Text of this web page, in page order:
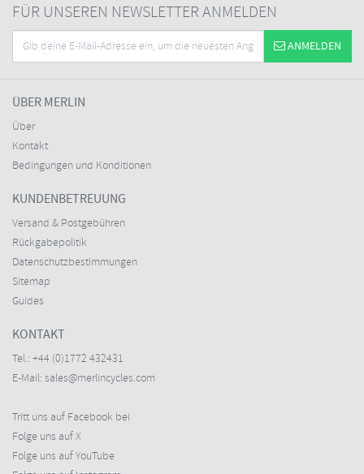
FÜR UNSEREN NEWSLETTER ANMELDEN
ANMELDEN
ÜBER MERLIN
Über
Kontakt
Bedingungen und Konditionen
KUNDENBETREUUNG
Versand & Postgebühren
Rückgabepolitik
Datenschutzbestimmungen
Sitemap
Guides
KONTAKT
Tel.: +44 (0)1772 432431
E-Mail: sales@merlincycles.com
Tritt uns auf Facebook bei
Folge uns auf X
Folge uns auf YouTube